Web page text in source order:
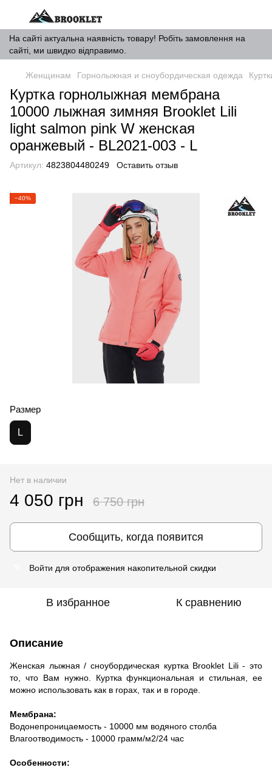
На сайті актуальна наявність товару! Робіть замовлення на
сайті, ми швидко відправимо.
Женщинам Горнолыжная и сноубордическая одежда
Куртка горнолыжная мембрана
10000 лыжная зимняя Brooklet Lili
light salmon pink W женская
оранжевый - BL2021-003 - L
Артикул: 4823804480249 Оставить отзыв
−40%
Размер
L
Нет в наличии
4 050 грн 6 750 грн
Сообщить, когда появится
Войти для отображения накопительной скидки
В избранное К сравнению
Описание
Женская лыжная / сноубордическая куртка Brooklet Lili - это
то, что Вам нужно. Куртка функциональная и стильная, ее
можно использовать как в горах, так и в городе.
Мембрана:
Водонепроницаемость - 10000 мм водяного столба
Влагоотводимость - 10000 грамм/м2/24 час
Особенности: